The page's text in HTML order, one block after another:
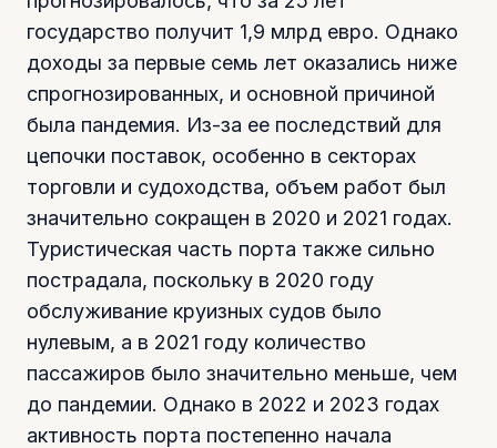
государство получит 1,9 млрд евро. Однако
доходы за первые семь лет оказались ниже
спрогнозированных, и основной причиной
была пандемия. Из-за ее последствий для
цепочки поставок, особенно в секторах
торговли и судоходства, объем работ был
значительно сокращен в 2020 и 2021 годах.
Туристическая часть порта также сильно
пострадала, поскольку в 2020 году
обслуживание круизных судов было
нулевым, а в 2021 году количество
пассажиров было значительно меньше, чем
до пандемии. Однако в 2022 и 2023 годах
активность порта постепенно начала